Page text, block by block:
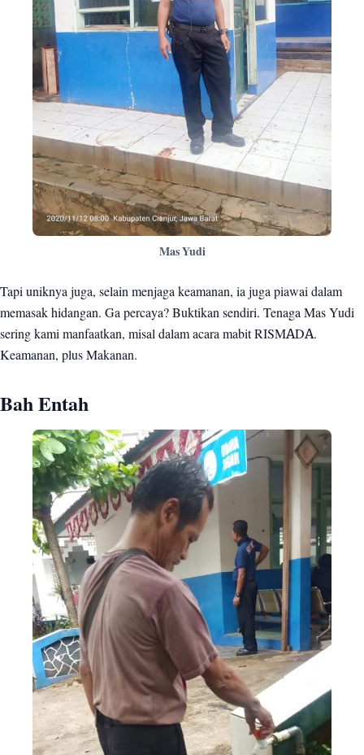
Mas Yudi
Tapi uniknya juga, selain menjaga keamanan, ia juga piawai dalam
memasak hidangan. Ga percaya? Buktikan sendiri. Tenaga Mas Yudi
sering kami manfaatkan, misal dalam acara mabit RISMADA.
Keamanan, plus Makanan.
Bah Entah